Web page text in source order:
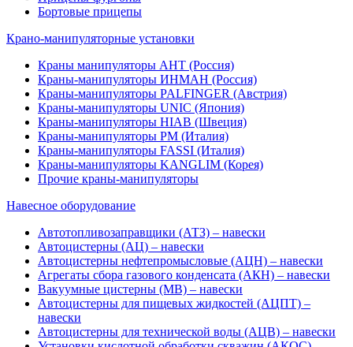
Бортовые прицепы
Крано-манипуляторные установки
Краны манипуляторы АНТ (Россия)
Краны-манипуляторы ИНМАН (Россия)
Краны-манипуляторы PALFINGER (Австрия)
Краны-манипуляторы UNIC (Япония)
Краны-манипуляторы HIAB (Швеция)
Краны-манипуляторы PM (Италия)
Краны-манипуляторы FASSI (Италия)
Краны-манипуляторы KANGLIM (Корея)
Прочие краны-манипуляторы
Навесное оборудование
Автотопливозаправщики (АТЗ) – навески
Автоцистерны (АЦ) – навески
Автоцистерны нефтепромысловые (АЦН) – навески
Агрегаты сбора газового конденсата (АКН) – навески
Вакуумные цистерны (МВ) – навески
Автоцистерны для пищевых жидкостей (АЦПТ) –
навески
Автоцистерны для технической воды (АЦВ) – навески